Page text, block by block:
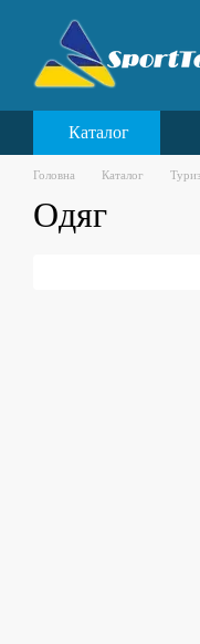
Перейти до основного
Каталог
Головна Каталог
Одяг